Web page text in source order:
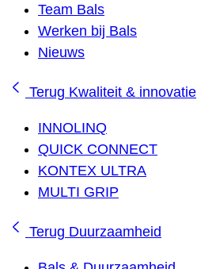
Team Bals
Werken bij Bals
Nieuws
Terug Kwaliteit & innovatie
INNOLINQ
QUICK CONNECT
KONTEX ULTRA
MULTI GRIP
Terug Duurzaamheid